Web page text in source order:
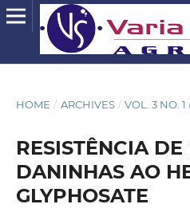
HOME / ARCHIVES / VOL. 3 NO. 1
RESISTÊNCIA
DANINHAS AO
GLYPHOSATE